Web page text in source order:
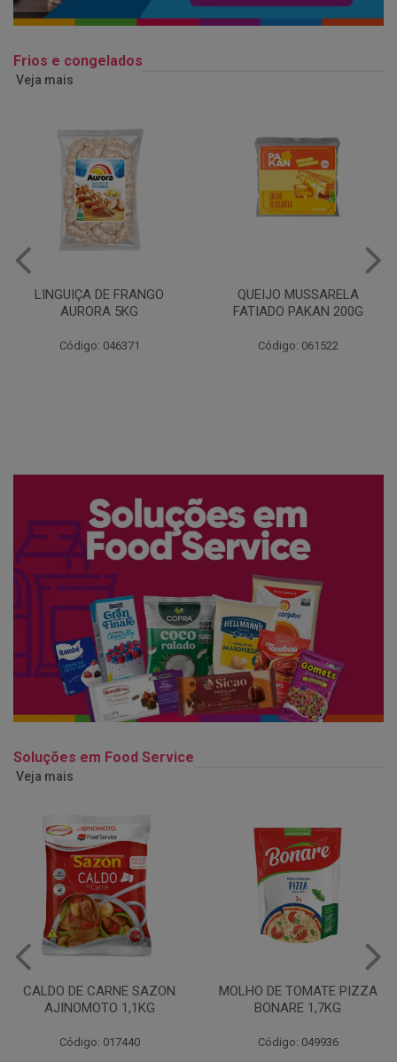
Frios e congelados
Veja mais
QUEIJO MUSSARELA
FATIADO PAKAN 200G
Código: 061522
BANDEJA COXA DE FRANGO
CONG COPACOL 1KG
Código: 066530
Soluções em Food Service
Veja mais
MOLHO DE TOMATE PIZZA
BONARE 1,7KG
Código: 049936
MARGARINA USO
PROFISSIONAL 80% CUKIN
Código: 062469